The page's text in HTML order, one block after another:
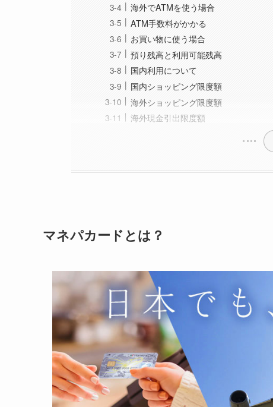
海外でATMを使う場合
ATM手数料がかかる
お買い物に使う場合
預り残高と利用可能残高
国内利用について
国内ショッピング限度額
海外ショッピング限度額
海外現金引出限度額
マネパカードとは？